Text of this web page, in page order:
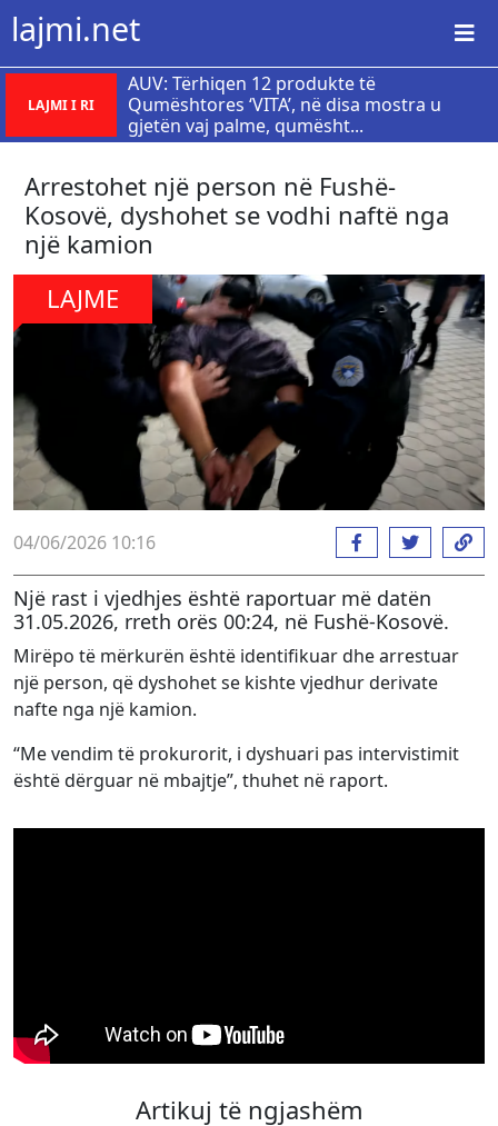
lajmi.net
LAJMI I RI
AUV: Tërhiqen 12 produkte të
Qumështores ‘VITA’, në disa mostra u
gjetën vaj palme, qumësht...
Arrestohet një person në Fushë-
Kosovë, dyshohet se vodhi naftë nga
një kamion
LAJME
04/06/2026 10:16
Një rast i vjedhjes është raportuar më datën
31.05.2026, rreth orës 00:24, në Fushë-Kosovë.
Mirëpo të mërkurën është identifikuar dhe arrestuar
një person, që dyshohet se kishte vjedhur derivate
nafte nga një kamion.
“Me vendim të prokurorit, i dyshuari pas intervistimit
është dërguar në mbajtje”, thuhet në raport.
Artikuj të ngjashëm